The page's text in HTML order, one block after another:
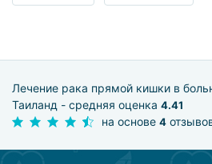
Лечение рака прямой кишки в
Таиланд - средняя оценка 4.41
на основе 4